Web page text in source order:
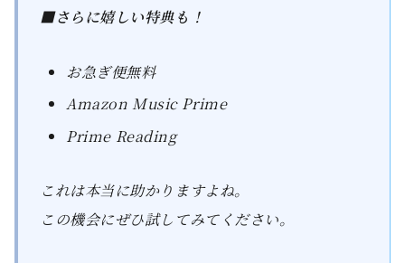
■さらに嬉しい特典も！
お急ぎ便無料
Amazon Music Prime
Prime Reading
これは本当に助かりますよね。
この機会にぜひ試してみてください。